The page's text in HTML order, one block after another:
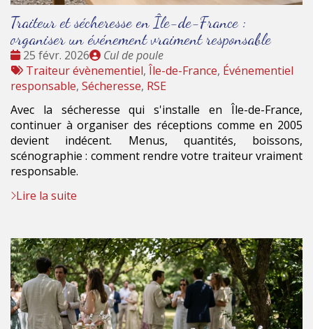
Traiteur et sécheresse en Île-de-France :
organiser un événement vraiment responsable
Date
:
25 févr. 2026
Publié
par
Cul de poule
Tags
:
Traiteur évènementiel, Île-de-France, Événementiel
responsable, Sécheresse, RSE
Avec la sécheresse qui s'installe en Île-de-France,
continuer à organiser des réceptions comme en 2005
devient indécent. Menus, quantités, boissons,
scénographie : comment rendre votre traiteur vraiment
responsable.
Lire la suite